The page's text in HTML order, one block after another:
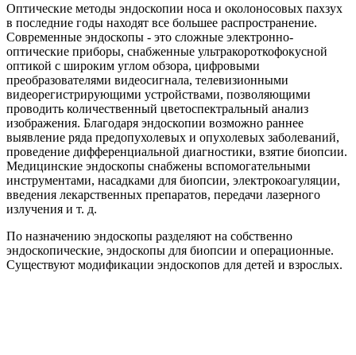
Оптические методы эндоскопии носа и околоносовых пахзух
в последние годы находят все большее распространение.
Современные эндоскопы - это сложные электронно-
оптические приборы, снабженные ультракороткофокусной
оптикой с широким углом обзора, цифровыми
преобразователями видеосигнала, телевизионными
видеорегистрирующими устройствами, позволяющими
проводить количественный цветоспектральный анализ
изображения. Благодаря эндоскопии возможно раннее
выявление ряда предопухолевых и опухолевых заболеваний,
проведение дифференциальной диагностики, взятие биопсии.
Медицинские эндоскопы снабжены вспомогательными
инструментами, насадками для биопсии, электрокоагуляции,
введения лекарственных препаратов, передачи лазерного
излучения и т. д.
По назначению эндоскопы разделяют на собственно
эндоскопические, эндоскопы для биопсии и операционные.
Существуют модификации эндоскопов для детей и взрослых.